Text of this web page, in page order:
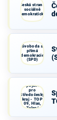
Česká strana
sociálně
demokratická
Svoboda a
přímá
demokracie
(SPD)
Spojenci
pro
Středočeský
kraj - TOP
09, Hlas,
Zelení